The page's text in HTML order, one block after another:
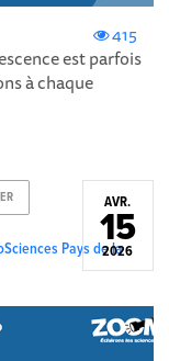
415
est parfois
à chaque
Pays de la
AVR.
15
2026